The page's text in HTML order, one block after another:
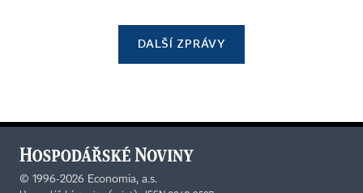
DALŠÍ ZPRÁVY
© 1996-2026 Economia, a.s.